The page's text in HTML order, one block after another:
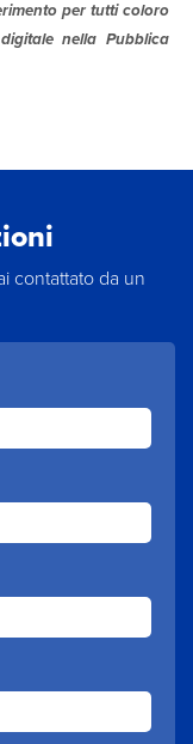
per tutti coloro
nella Pubblica
contattato da un